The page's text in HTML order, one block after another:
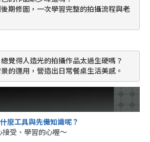
期修圖，一次學習完整的拍攝流程與老
覺得人造光的拍攝作品太過生硬嗎？
的運用，營造出日常餐桌生活美感。
麼工具與先備知識呢？
受、學習的心喔～